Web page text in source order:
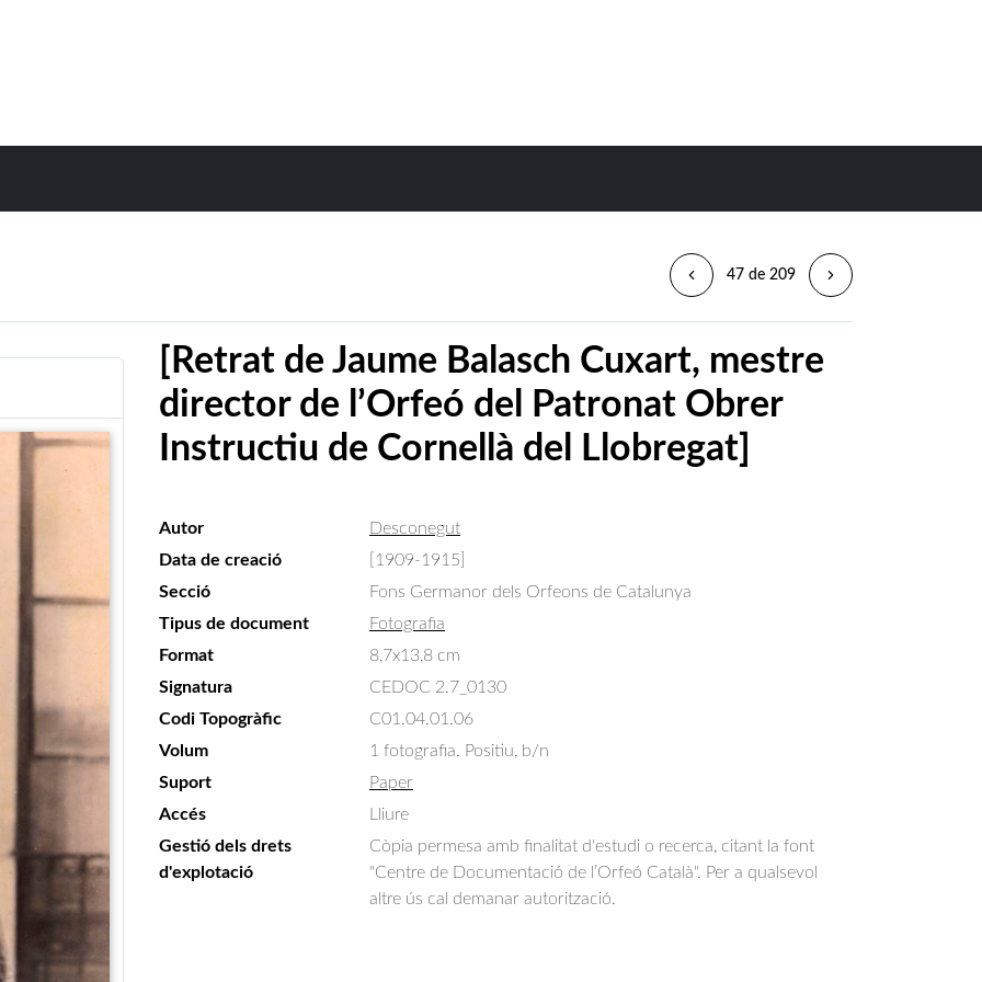
47 de 209
[Retrat de Jaume Balasch Cuxart, mestre
director de l’Orfeó del Patronat Obrer
Instructiu de Cornellà del Llobregat]
Autor
Desconegut
Data de creació
[1909-1915]
Secció
Fons Germanor dels Orfeons de Catalunya
Tipus de document
Fotografia
Format
8,7x13,8 cm
Signatura
CEDOC 2.7_0130
Codi Topogràfic
C01.04.01.06
Volum
1 fotografia. Positiu, b/n
Suport
Paper
Accés
Lliure
Gestió dels drets
d'explotació
Còpia permesa amb finalitat d'estudi o recerca, citant la font
"Centre de Documentació de l’Orfeó Català". Per a qualsevol
altre ús cal demanar autorització.